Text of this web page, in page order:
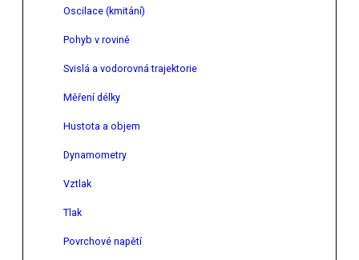
Oscilace (kmitání)
Pohyb v rovině
Svislá a vodorovná trajektorie
Měření délky
Hustota a objem
Dynamometry
Vztlak
Tlak
Povrchové napětí